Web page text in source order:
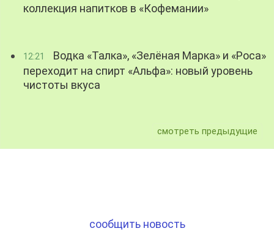
коллекция напитков в «Кофемании»
12:21
Водка «Талка», «Зелёная Марка» и «Роса»
переходит на спирт «Альфа»: новый уровень
чистоты вкуса
смотреть предыдущие
сообщить новость